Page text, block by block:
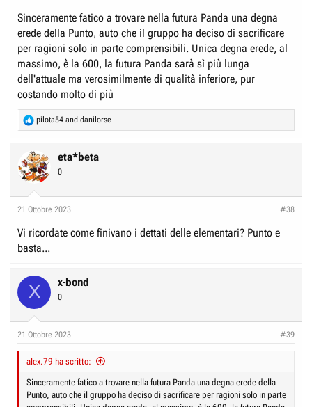
proprio la nuova Panda.
Sinceramente fatico a trovare nella futura Panda una degna
erede della Punto, auto che il gruppo ha deciso di sacrificare
per ragioni solo in parte comprensibili. Unica degna erede, al
massimo, è la 600, la futura Panda sarà sì più lunga
dell'attuale ma verosimilmente di qualità inferiore, pur
costando molto di più
R
e
c
t
i
s
pilota54 and danilorse
eta*beta
0
21 Ottobre 2023 #38
Vi ricordate come finivano i dettati delle elementari? Punto e
basta...
X x-bond
0
21 Ottobre 2023 #39
alex.79 ha scritto:
Sinceramente fatico a trovare nella futura Panda una degna erede della
Punto, auto che il gruppo ha deciso di sacrificare per ragioni solo in parte